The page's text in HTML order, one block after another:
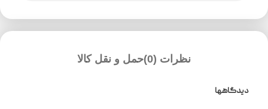
نظرات (0) حمل و نقل کالا
دیدگاهها